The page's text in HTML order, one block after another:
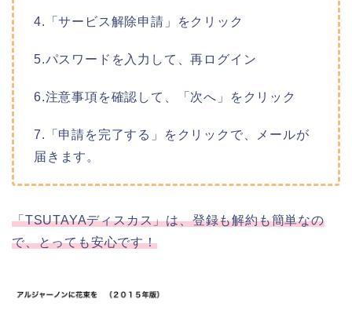
4.「サービス解除申請」をクリック
5.パスワードを入力して、再ログイン
6.注意事項を確認して、「次へ」をクリック
7.「申請を完了する」をクリックで、メールが
届きます。
「TSUTAYAディスカス」は、登録も解約も簡単なの
で、とっても安心です！